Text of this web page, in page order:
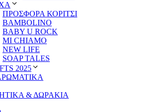
ΠΡΟΣΦΟΡΑ ΚΟΡΙΤΣΙ
BAMBOLINO
BABY U ROCK
MI CHIAMO
NEW LIFE
SOAP TALES
2025
& ΔΩΡΑΚΙΑ